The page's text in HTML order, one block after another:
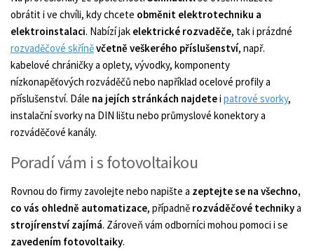
obrátit i ve chvíli, kdy chcete obměnit elektrotechniku a
elektroinstalaci. Nabízí jak elektrické rozvaděče, tak i prázdné
rozvaděčové skříněvčetně veškerého příslušenství, např.
kabelové chráničky a oplety, vývodky, komponenty
nízkonapěťových rozváděčů nebo například ocelové profily a
příslušenství. Dále na jejích stránkách najdetei patrové svorky,
instalační svorky na DIN lištu nebo průmyslové konektory a
rozváděčové kanály.
Poradí vám i s fotovoltaikou
Rovnou do firmy zavolejte nebo napište a zeptejte se na všechno,
co vás ohledně automatizace, případně rozváděčové technikya
strojírenství zajímá. Zároveň vám odborníci mohou pomoci i se
zavedením fotovoltaiky.